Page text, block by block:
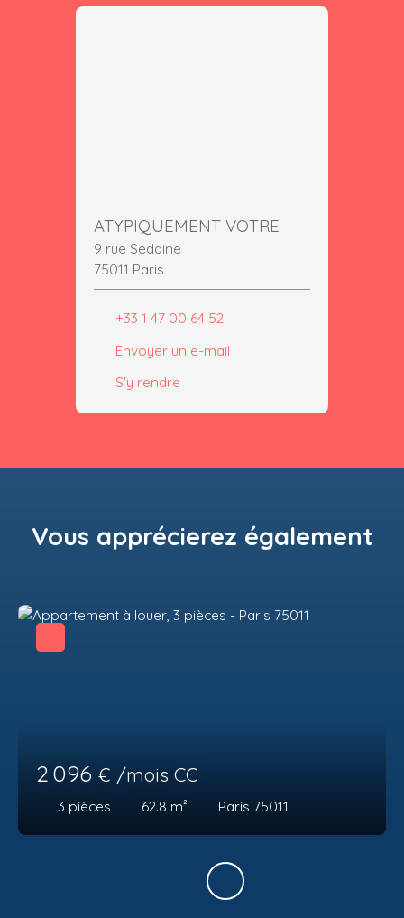
ATYPIQUEMENT VOTRE
9 rue Sedaine
75011 Paris
+33 1 47 00 64 52
Envoyer un e-mail
S'y rendre
Vous apprécierez également
2 096 € /mois CC
3 pièces 62.8 m² Paris 75011